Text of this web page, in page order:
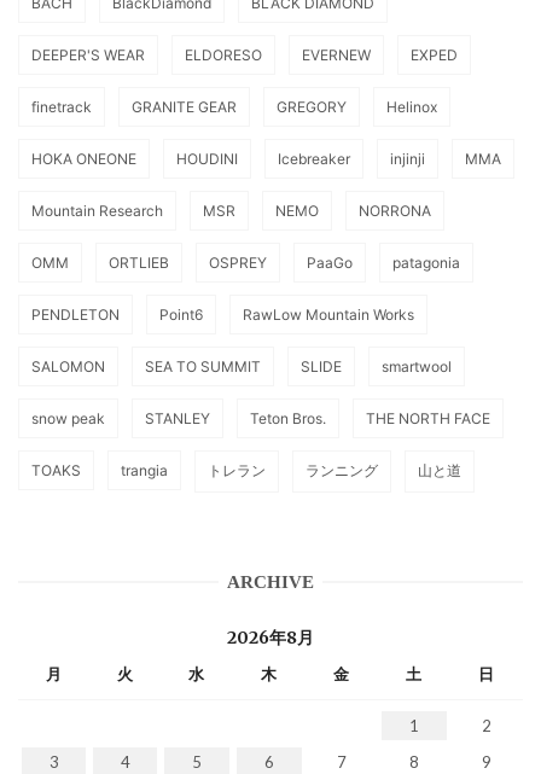
DEEPER'S WEAR ELDORESO EVERNEW EXPED
finetrack GRANITE GEAR GREGORY Helinox
HOKA ONEONE HOUDINI Icebreaker injinji MMA
Mountain Research MSR NEMO NORRONA
OMM ORTLIEB OSPREY PaaGo patagonia
PENDLETON Point6 RawLow Mountain Works
SALOMON SEA TO SUMMIT SLIDE smartwool
snow peak STANLEY Teton Bros. THE NORTH FACE
TOAKS trangia トレラン ランニング 山と道
ARCHIVE
2026年8月
月 火 水 木 金 土 日
1
2
3
4 5 6 7 8
9